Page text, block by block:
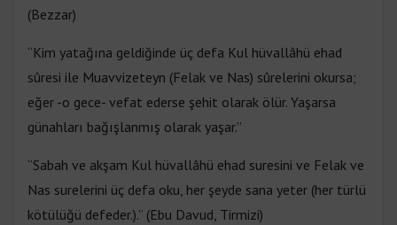
(Bezzar)
“Kim yatağına geldiğinde üç defa Kul hüvallâhü ehad
sûresi ile Muavvizeteyn (Felak ve Nas) sûrelerini okursa;
eğer -o gece- vefat ederse şehit olarak ölür. Yaşarsa
günahları bağışlanmış olarak yaşar.”
“Sabah ve akşam Kul hüvallâhü ehad suresini ve Felak ve
Nas surelerini üç defa oku, her şeyde sana yeter (her türlü
kötülüğü defeder.).” (Ebu Davud, Tirmizi)